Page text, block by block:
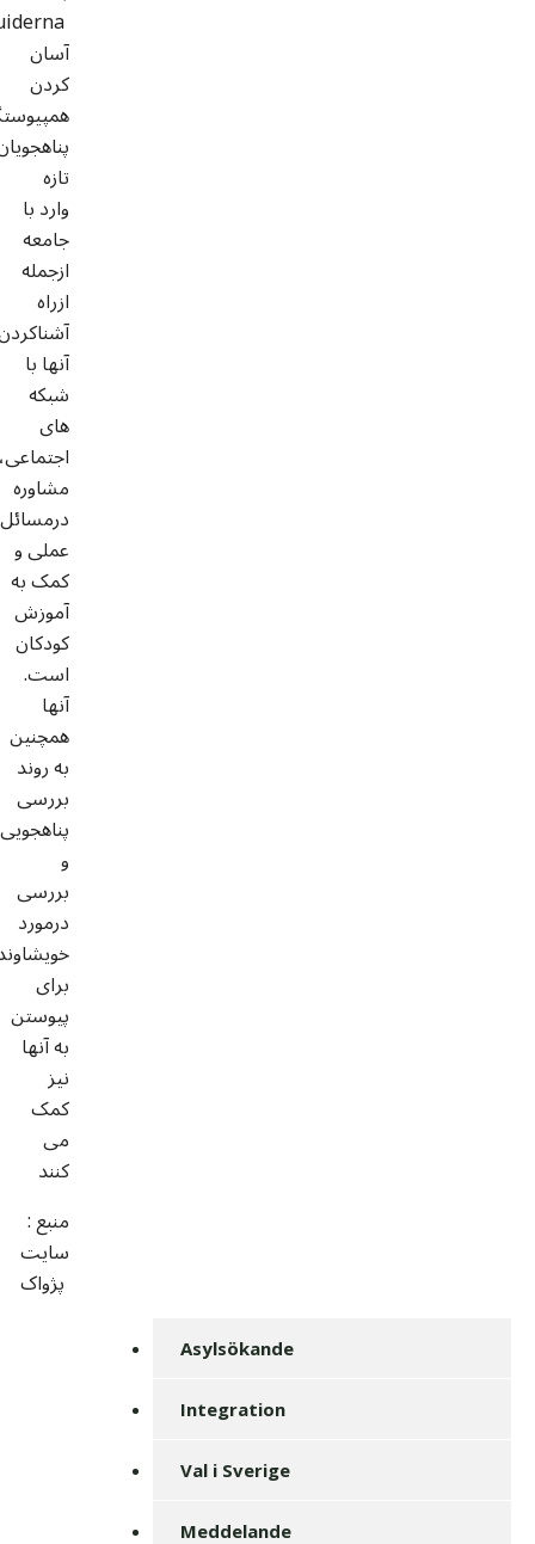
آسان
کردن
تازه
وارد با
جامعه
ازجمله
ازراه
آنها با
شبکه
های
مشاوره
درمسائل
عملی و
کمک به
آموزش
کودکان
است.
آنها
همچنین
به روند
بررسی
پناهجویی
و
بررسی
درمورد
برای
پیوستن
به آنها
نیز
کمک
می
کنند
منبع :
سایت
Asylsökande
Integration
Val i Sverige
Meddelande